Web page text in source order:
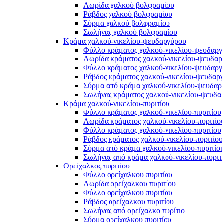
Λωρίδα χαλκού βολφραμίου
Ράβδος χαλκού βολφραμίου
Σύρμα χαλκού βολφραμίου
Σωλήνας χαλκού βολφραμίου
Κράμα χαλκού-νικελίου-ψευδαργύρου
Φύλλο κράματος χαλκού-νικελίου-
Λωρίδα κράματος χαλκού-νικελίου-
Φύλλο κράματος χαλκού-νικελίου-
Ράβδος κράματος χαλκού-νικελίου-
Σύρμα από κράμα χαλκού-νικελίου-
Σωλήνας κράματος χαλκού-νικελίου-
Κράμα χαλκού-νικελίου-πυριτίου
Φύλλο κράματος χαλκού-νικελίου-πυριτίου
Λωρίδα κράματος χαλκού-νικελίου-
Φύλλο κράματος χαλκού-νικελίου-πυριτίου
Ράβδος κράματος χαλκού-νικελίου-πυριτίου
Σύρμα από κράμα χαλκού-νικελίου-
Σωλήνας από κράμα χαλκού-νικελίου-
Ορείχαλκος πυριτίου
Φύλλο ορείχαλκου πυριτίου
Λωρίδα ορείχαλκου πυριτίου
Φύλλο ορείχαλκου πυριτίου
Ράβδος ορείχαλκου πυριτίου
Σωλήνας από ορείχαλκο πυρίτιο
Σύρμα ορείχαλκου πυριτίου